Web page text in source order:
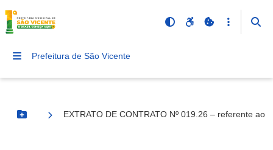
Prefeitura de São Vicente
Botão Menu
EXTRATO DE CONTRATO Nº 019.26 – referente ao